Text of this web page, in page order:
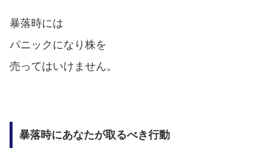
暴落時には
パニックになり株を
売ってはいけません。
暴落時にあなたが取るべき行動